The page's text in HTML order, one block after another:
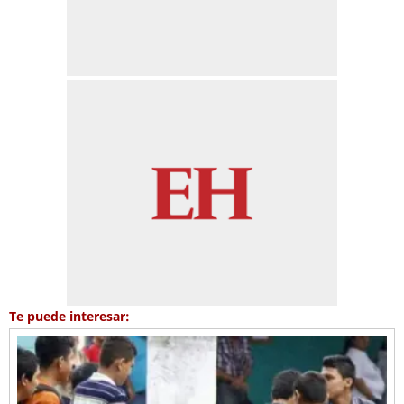
Te puede interesar: